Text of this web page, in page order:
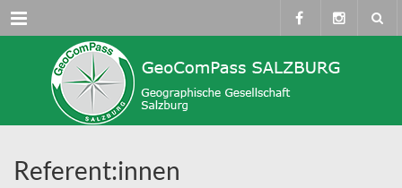
Menü
Referent:innen